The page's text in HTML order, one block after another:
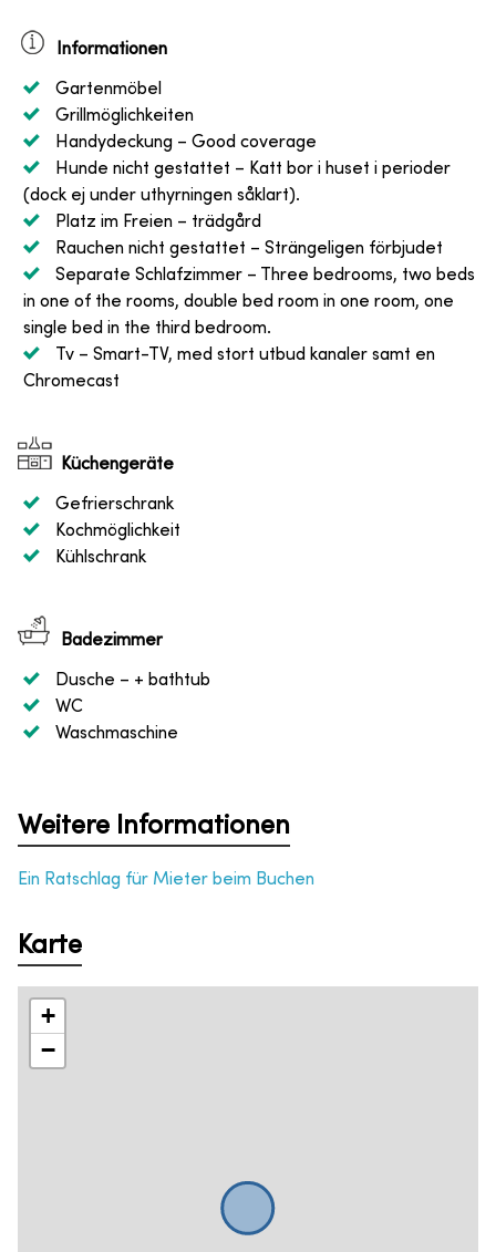
Informationen
Gartenmöbel
Grillmöglichkeiten
Handydeckung – Good coverage
Hunde nicht gestattet – Katt bor i huset i perioder
(dock ej under uthyrningen såklart).
Platz im Freien – trädgård
Rauchen nicht gestattet – Strängeligen förbjudet
Separate Schlafzimmer – Three bedrooms, two beds
in one of the rooms, double bed room in one room, one
single bed in the third bedroom.
Tv – Smart-TV, med stort utbud kanaler samt en
Chromecast
Küchengeräte
Gefrierschrank
Kochmöglichkeit
Kühlschrank
Badezimmer
Dusche – + bathtub
WC
Waschmaschine
Weitere Informationen
Ein Ratschlag für Mieter beim Buchen
Karte
+
−